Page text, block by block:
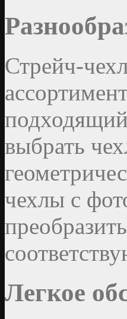
Стрейч-
выбрать
чехлы с
Легкое